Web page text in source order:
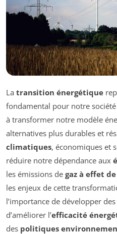
La transition énergétique
fondamental pour notre
à transformer notre modèle
alternatives plus durables et
climatiques, économiques et
réduire notre dépendance aux
les émissions de gaz à effet
les enjeux de cette
l’importance de développer des
d’améliorer l’efficacité
des politiques